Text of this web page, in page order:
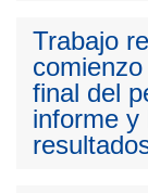
Trabajo
final del
informe y